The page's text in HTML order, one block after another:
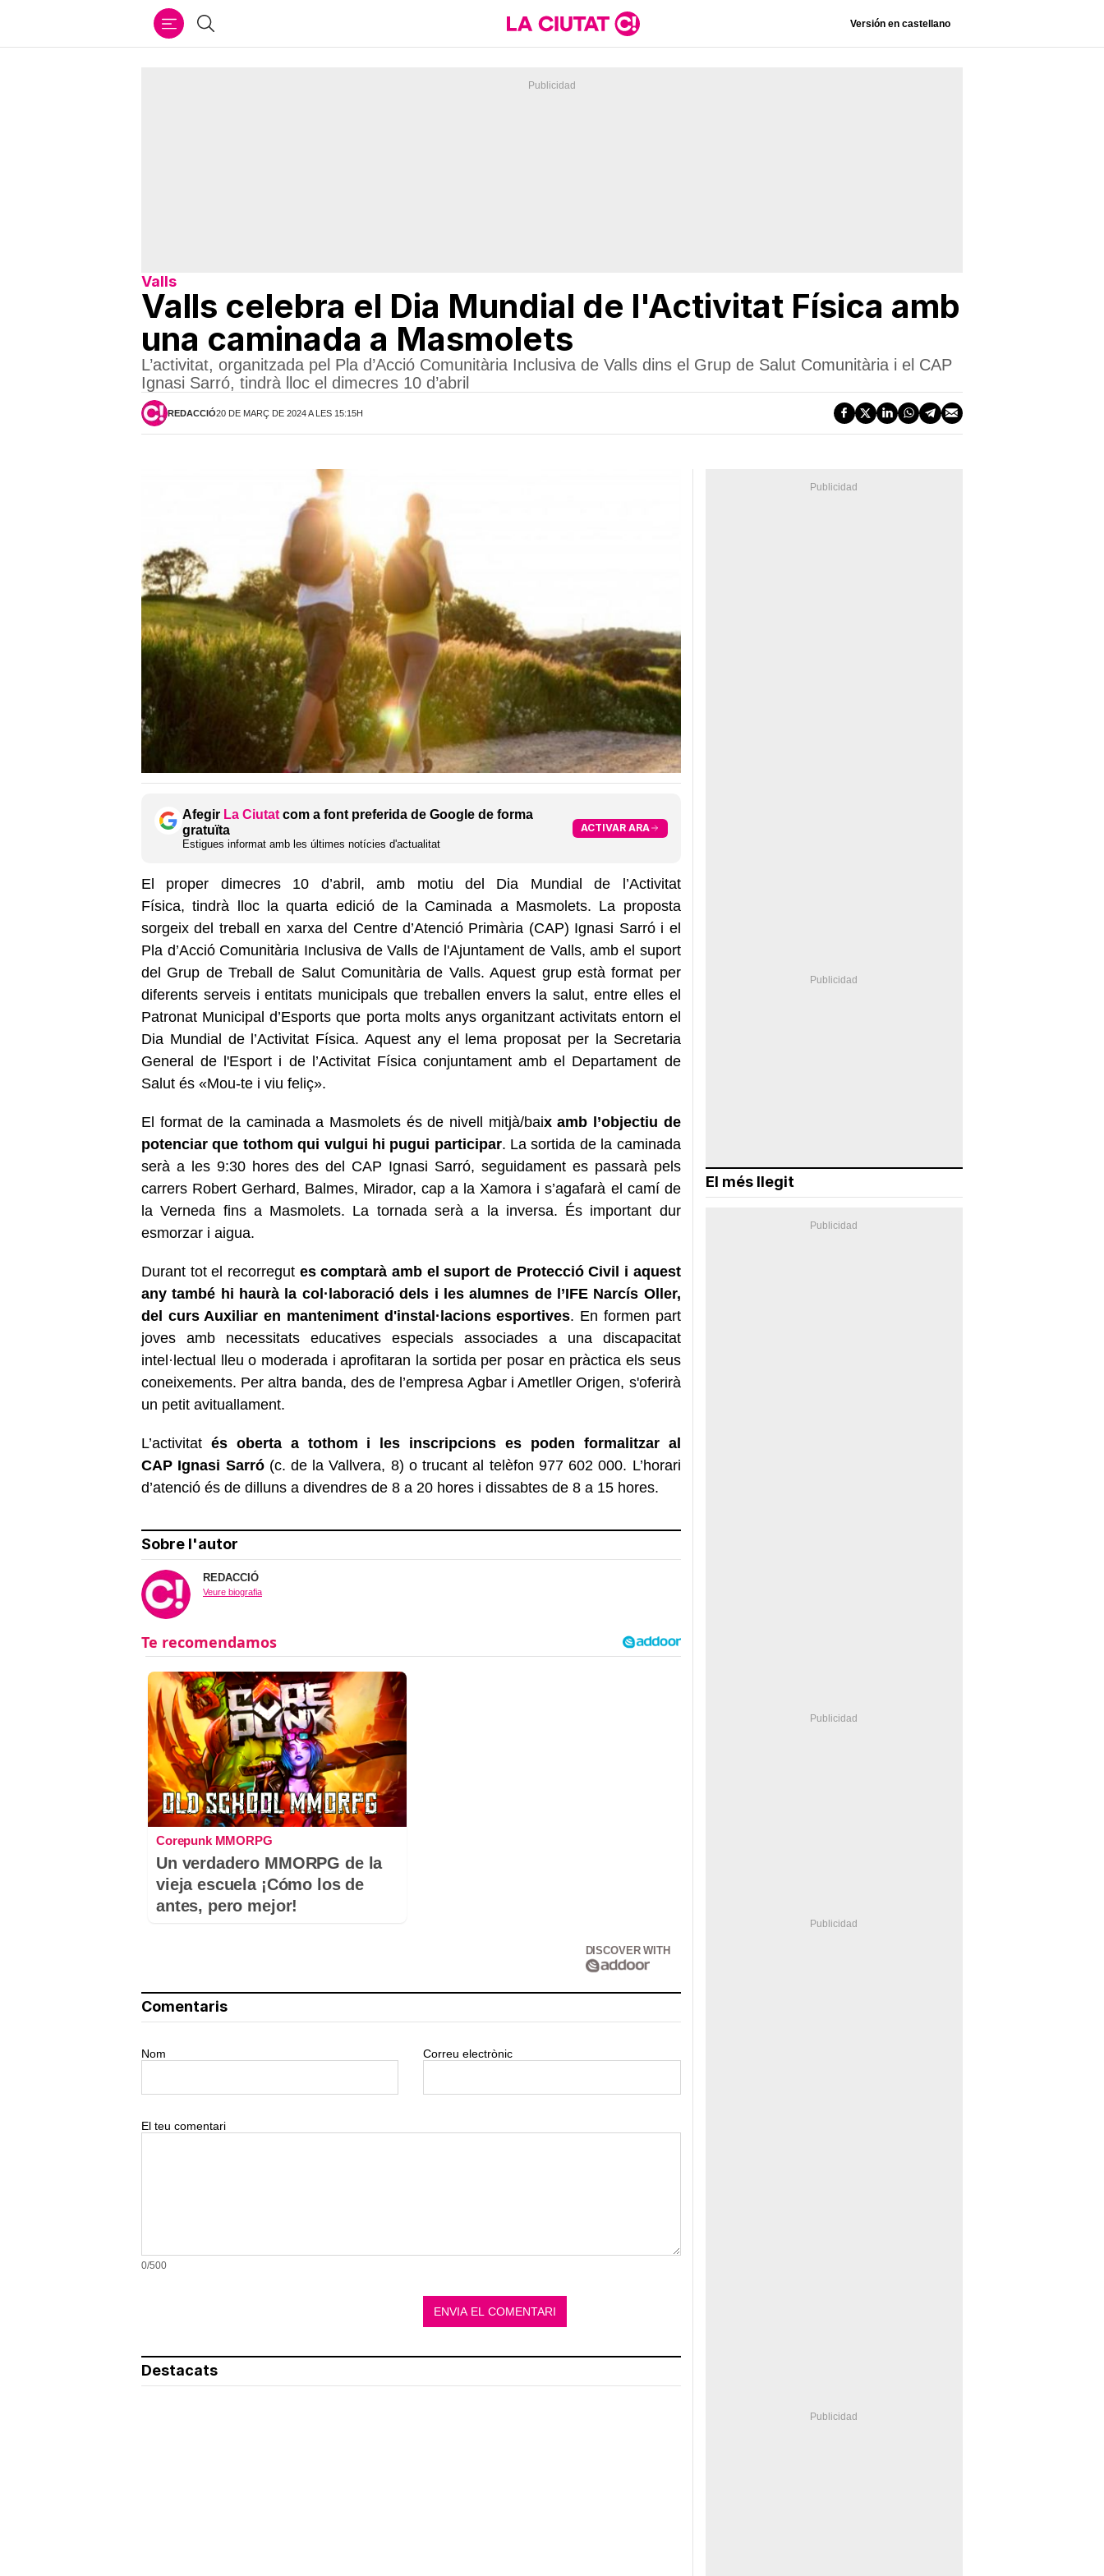
Cercar Versión en castellano
Valls
Valls celebra el Dia Mundial de l'Activitat Física amb
una caminada a Masmolets
L’activitat, organitzada pel Pla d’Acció Comunitària Inclusiva de Valls dins el Grup de Salut Comunitària i el CAP
Ignasi Sarró, tindrà lloc el dimecres 10 d’abril
REDACCIÓ20 DE MARÇ DE 2024 A LES 15:15H
Afegir La Ciutat com a font preferida de Google de forma
gratuïta
Estigues informat amb les últimes notícies d'actualitat
ACTIVAR ARA
El proper dimecres10 d’abril, amb motiu del Dia Mundial de l’Activitat
Física,tindrà lloc la quarta edició de la Caminada a Masmolets. La proposta
sorgeix del treball en xarxa del Centre d’Atenció Primària (CAP) Ignasi Sarró i el
Pla d’Acció Comunitària Inclusiva de Valls de l'Ajuntament de Valls, amb el suport
del Grup de Treball de Salut Comunitària de Valls. Aquest grup està format per
diferents serveis i entitats municipals que treballen envers la salut, entre elles el
Patronat Municipal d’Esports que porta molts anys organitzant activitats entorn el
Dia Mundial de l’Activitat Física. Aquest any el lema proposat per la Secretaria
General de l'Esport i de l’Activitat Física conjuntament amb el Departament de
Salut és «Mou-te i viu feliç».
El format de la caminada a Masmolets és de nivell mitjà/baix amb l’objectiu de
potenciar que tothom qui vulgui hi pugui participar. La sortida de la caminada
serà a les 9:30 hores des del CAP Ignasi Sarró, seguidament es passarà pels
carrers Robert Gerhard, Balmes, Mirador, cap a la Xamora i s’agafarà el camí de
la Verneda fins a Masmolets. La tornada serà a la inversa. És important dur
esmorzar i aigua.
Durant tot el recorregut es comptarà amb el suport de Protecció Civil i aquest
any també hi haurà la col·laboració dels i les alumnes de l’IFE Narcís Oller,
del curs Auxiliar en manteniment d'instal·lacions esportives. En formen part
joves amb necessitats educatives especials associades a una discapacitat
intel·lectual lleu o moderada i aprofitaran la sortida per posar en pràctica els seus
coneixements. Per altra banda, des de l’empresa Agbar i Ametller Origen, s'oferirà
un petit avituallament.
L’activitat és oberta a tothom i les inscripcions es poden formalitzar al
CAP Ignasi Sarró(c. de la Vallvera, 8) o trucant al telèfon 977 602 000. L’horari
d’atenció és de dilluns a divendres de 8 a 20 hores i dissabtes de 8 a 15 hores.
Sobre l'autor
REDACCIÓ
Veure biografia
Corepunk MMORPG
Un verdadero MMORPG de la
vieja escuela ¡Cómo los de
antes, pero mejor!
DISCOVER WITH
Comentaris
Nom Correu electrònic
El teu comentari
0/500
Destacats
El més llegit